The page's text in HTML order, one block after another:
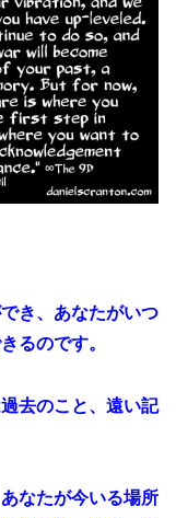
き、あなたがいつ
るのです。
去のこと、遠い記
なたが今いる場所